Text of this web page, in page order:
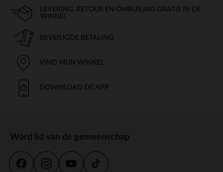
LEVERING, RETOUR EN OMRUILING GRATIS IN DE
WINKEL
BEVEILIGDE BETALING
VIND MIJN WINKEL
DOWNLOAD DE APP
Word lid van de gemeenschap